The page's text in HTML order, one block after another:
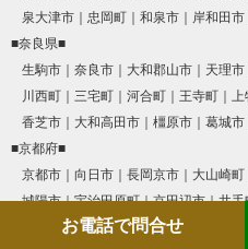
泉大津市
忠岡町 和泉市 岸和田市
■奈良県■
生駒市
奈良市 大和郡山市 天理市
川西町
三宅町 河合町 王寺町
香芝市
大和高田市 橿原市 葛城市
■京都府■
京都市
向日市 長岡京市 大山崎町
城陽市
宇治田原町 京田辺市 井手
南山城村
お電話で問合せ